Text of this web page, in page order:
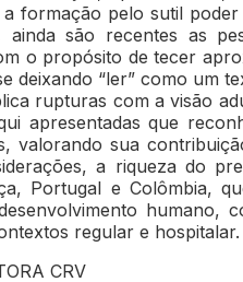
formação pelo sutil
ainda são recentes as
o propósito de tecer
deixando “ler” como um
rupturas com a visão
apresentadas que
valorando sua
a riqueza do
Portugal e Colômbia,
humano,
regular e hospitalar.
CRV